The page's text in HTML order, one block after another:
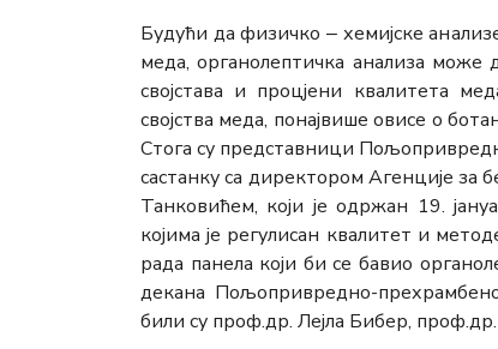
Будући да физичко ‒ хемијске
меда, органолептичка анализа
својстава и процјени квалитета
својства меда, понајвише овисе о
Стога су представници
састанку са директором Агенције за
Танковићем, који је одржан 19.
којима је регулисан квалитет и
рада панела који би се бавио
декана Пољопривредно-
били су проф.др. Лејла Бибер,